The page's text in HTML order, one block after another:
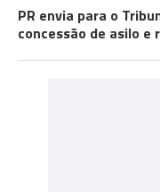
PR envia para o
concessão de asilo